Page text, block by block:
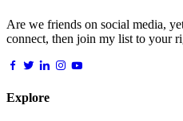
Are we friends on social media,
connect, then join my list to your
Explore